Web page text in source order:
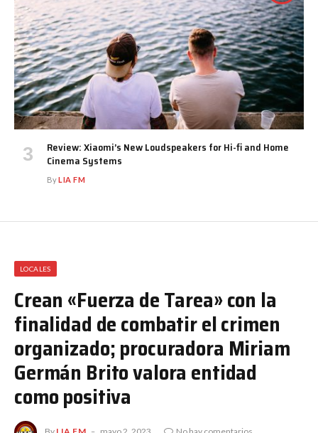
Review: Xiaomi’s New Loudspeakers for Hi-fi and Home
Cinema Systems
ByLIA FM
LOCALES
Crean «Fuerza de Tarea» con la
finalidad de combatir el crimen
organizado; procuradora Miriam
Germán Brito valora entidad
como positiva